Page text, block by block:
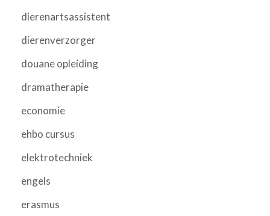
dierenartsassistent
dierenverzorger
douane opleiding
dramatherapie
economie
ehbo cursus
elektrotechniek
engels
erasmus